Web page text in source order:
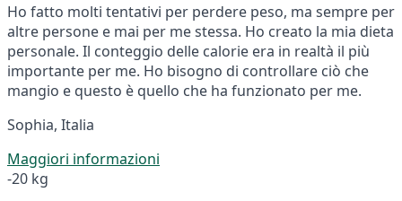
Ho fatto molti tentativi per perdere peso, ma sempre per
altre persone e mai per me stessa. Ho creato la mia dieta
personale. Il conteggio delle calorie era in realtà il più
importante per me. Ho bisogno di controllare ciò che
mangio e questo è quello che ha funzionato per me.
Sophia, Italia
Maggiori informazioni
-20 kg